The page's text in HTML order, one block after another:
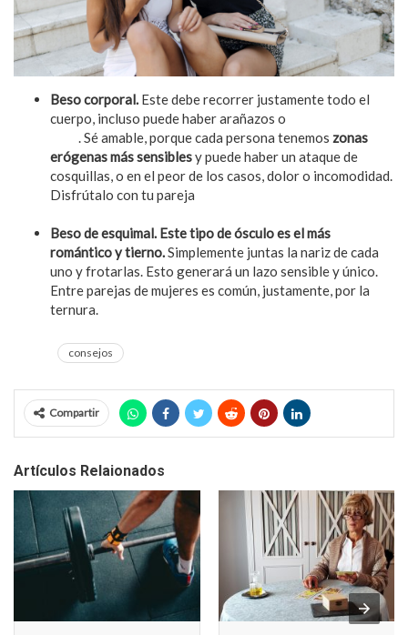
Beso corporal. Este debe recorrer justamente todo el
cuerpo, incluso puede haber arañazos o
. Sé amable, porque cada persona tenemos zonas
erógenas más sensiblesy puede haber un ataque de
cosquillas, o en el peor de los casos, dolor o incomodidad.
Disfrútalo con tu pareja
Beso de esquimal. Este tipo de ósculo es el más
romántico y tierno.Simplemente juntas la nariz de cada
uno y frotarlas. Esto generará un lazo sensible y único.
Entre parejas de mujeres es común, justamente, por la
ternura.
consejos
Compartir
Artículos Relaionados